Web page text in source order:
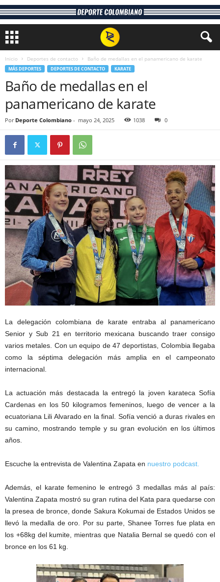
Inicio Deportes de contacto Baño de medallas en el panamericano de karate
MÁS DEPORTES DEPORTES DE CONTACTO KARATE
Baño de medallas en el
panamericano de karate
Por Deporte Colombiano - mayo 24, 2025 1038 0
La delegación colombiana de karate entraba al panamericano
Senior y Sub 21 en territorio mexicana buscando traer consigo
varios metales. Con un equipo de 47 deportistas, Colombia llegaba
como la séptima delegación más amplia en el campeonato
internacional.
La actuación más destacada la entregó la joven karateca Sofía
Cardenas en los 50 kilogramos femeninos, luego de vencer a la
ecuatoriana Lili Alvarado en la final. Sofía venció a duras rivales en
su camino, mostrando temple y su gran evolución en los últimos
años.
Escuche la entrevista de Valentina Zapata en nuestro podcast.
Además, el karate femenino le entregó 3 medallas más al país:
Valentina Zapata mostró su gran rutina del Kata para quedarse con
la presea de bronce, donde Sakura Kokumai de Estados Unidos se
llevó la medalla de oro. Por su parte, Shanee Torres fue plata en
los +68kg del kumite, mientras que Natalia Bernal se quedó con el
bronce en los 61 kg.